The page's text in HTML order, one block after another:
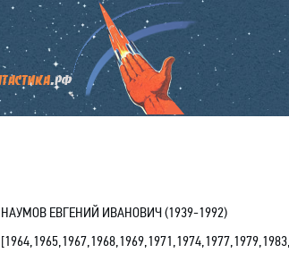
НАУМОВ ЕВГЕНИЙ ИВАНОВИЧ (1939-1992)
[1964,1965